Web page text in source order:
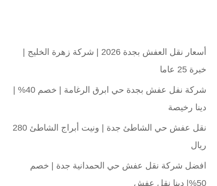
أسعار نقل العفش بجدة 2026 | شركة زهرة الخليج |
خبرة 25 عاما
شركة نفل عفش بجدة حي ابرق الرغامة | خصم 40% |
دينا رخيصة
نقل عفش حي الشاطئ جدة | ونيت أبراج الشاطئ 280
ريال
افضل شركة نقل عفش حي الحمدانية جدة | خصم
50%| دينا نقل عفش